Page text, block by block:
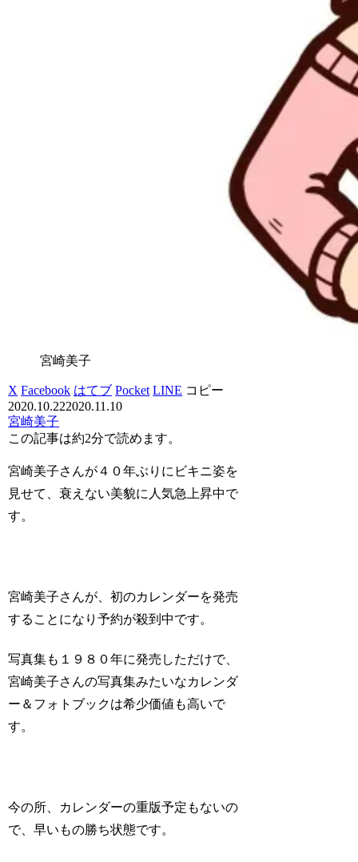
宮崎美子
X Facebook はてブ Pocket LINE コピー
2020.10.222020.11.10
宮崎美子
この記事は約2分で読めます。
宮崎美子さんが４０年ぶりにビキニ姿を
見せて、衰えない美貌に人気急上昇中で
す。
宮崎美子さんが、初のカレンダーを発売
することになり予約が殺到中です。
写真集も１９８０年に発売しただけで、
宮崎美子さんの写真集みたいなカレンダ
ー＆フォトブックは希少価値も高いで
す。
今の所、カレンダーの重版予定もないの
で、早いもの勝ち状態です。